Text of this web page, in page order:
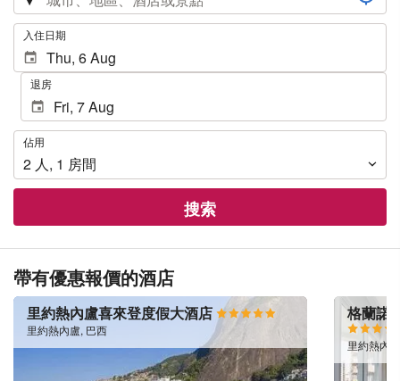
. 入住日期
退房
佔
用
佔用
2 人, 1 房間
搜索
帶有優惠報價的酒店
里約熱內盧喜來登度假大酒店
里約熱內盧, 巴西
格蘭諾
里約熱內